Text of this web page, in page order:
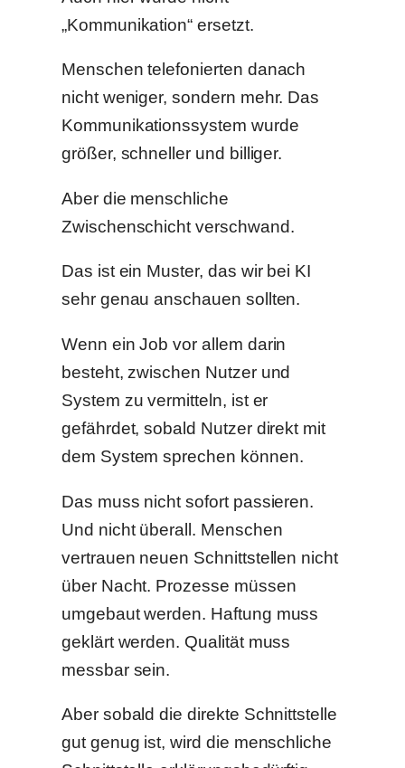
„Kommunikation“ ersetzt.
Menschen telefonierten danach
nicht weniger, sondern mehr. Das
Kommunikationssystem wurde
größer, schneller und billiger.
Aber die menschliche
Zwischenschicht verschwand.
Das ist ein Muster, das wir bei KI
sehr genau anschauen sollten.
Wenn ein Job vor allem darin
besteht, zwischen Nutzer und
System zu vermitteln, ist er
gefährdet, sobald Nutzer direkt mit
dem System sprechen können.
Das muss nicht sofort passieren.
Und nicht überall. Menschen
vertrauen neuen Schnittstellen nicht
über Nacht. Prozesse müssen
umgebaut werden. Haftung muss
geklärt werden. Qualität muss
messbar sein.
Aber sobald die direkte Schnittstelle
gut genug ist, wird die menschliche